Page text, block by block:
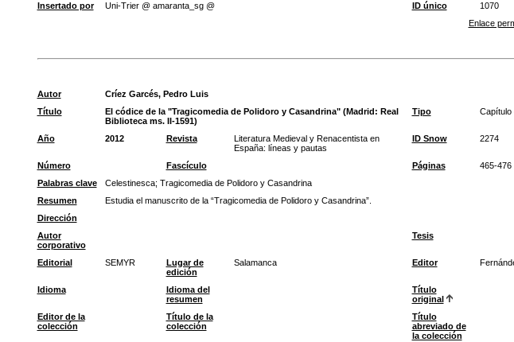
Insertado por
Uni-Trier @ amaranta_sg @ ID único
1070
Enlace
Autor
Críez Garcés, Pedro Luis
Título
El códice de la "Tragicomedia de Polidoro y Casandrina" (Madrid: Real
Biblioteca ms. II-1591)
Tipo Capítulo
Año 2012 Revista
Literatura Medieval y Renacentista en
España: líneas y pautas
ID Snow 2274
Número Fascículo Páginas
465-476
Palabras clave
Celestinesca; Tragicomedia de Polidoro y Casandrina
Resumen
Estudia el manuscrito de la “Tragicomedia de Polidoro y Casandrina”.
Dirección
Autor
corporativo
Tesis
Editorial SEMYR
Lugar de
edición
Salamanca Editor
Idioma
Idioma del
resumen
Título
original
Editor de la
colección
Título de la
colección
Título
abreviado de
la colección